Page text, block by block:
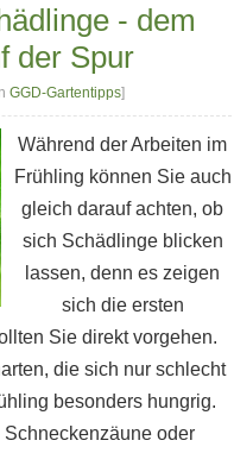
- dem
der Spur
GGD-Gartentipps]
Während der Arbeiten im
Frühling können Sie auch
gleich darauf achten, ob
sich Schädlinge blicken
lassen, denn es zeigen
sich die ersten
Sie direkt vorgehen.
die sich nur schlecht
besonders hungrig.
oder